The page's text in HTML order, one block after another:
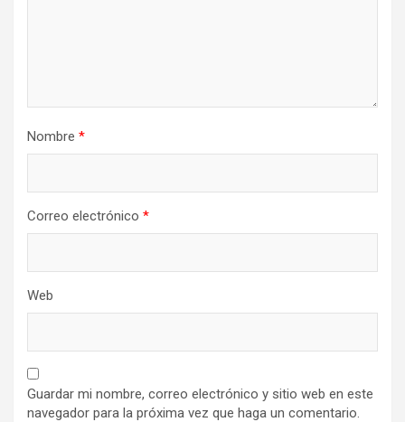
Nombre *
Correo electrónico *
Web
Guardar mi nombre, correo electrónico y sitio web en este
navegador para la próxima vez que haga un comentario.